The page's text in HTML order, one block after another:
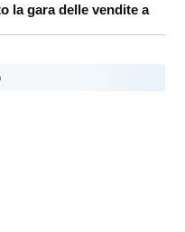
la gara delle vendite a